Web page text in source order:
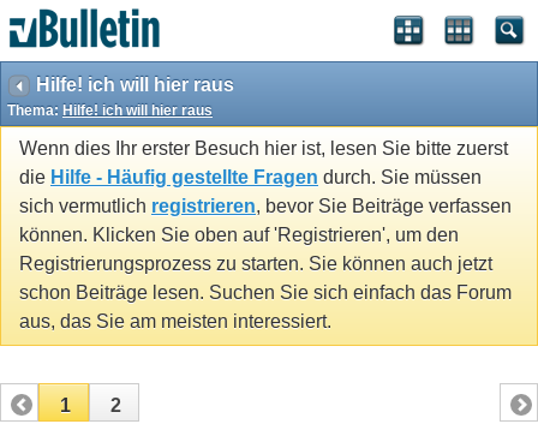
Hilfe! ich will hier raus
Thema: Hilfe! ich will hier raus
Wenn dies Ihr erster Besuch hier ist, lesen Sie bitte zuerst
die Hilfe - Häufig gestellte Fragen durch. Sie müssen
sich vermutlich registrieren, bevor Sie Beiträge verfassen
können. Klicken Sie oben auf 'Registrieren', um den
Registrierungsprozess zu starten. Sie können auch jetzt
schon Beiträge lesen. Suchen Sie sich einfach das Forum
aus, das Sie am meisten interessiert.
1 2